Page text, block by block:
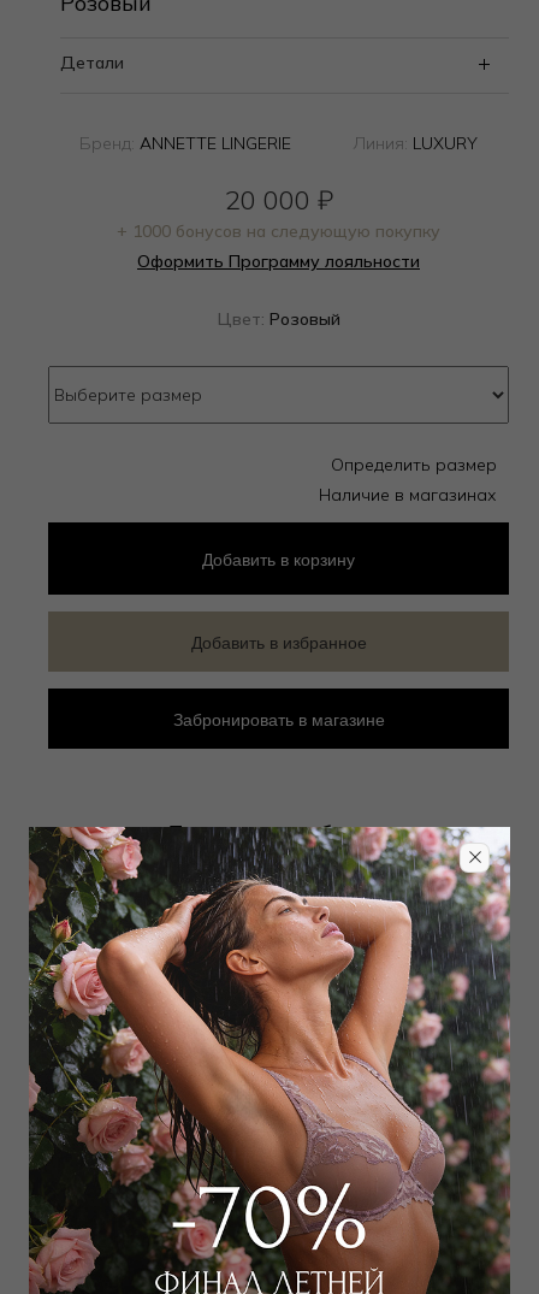
Дополнить образ
Халат
32 000
21 150₽
Выбрать размер
Халат длинный
33 000₽ 17 595
Выбрать размер
Детали
Бренд: ANNETTE LINGERIE Линия: LUXURY
20 000 ₽
+ 1000 бонусов на следующую покупку
Оформить Программу лояльности
Цвет: Розовый
Определить размер
Наличие в магазинах
Добавить в корзину
Добавить в избранное
Забронировать в магазине